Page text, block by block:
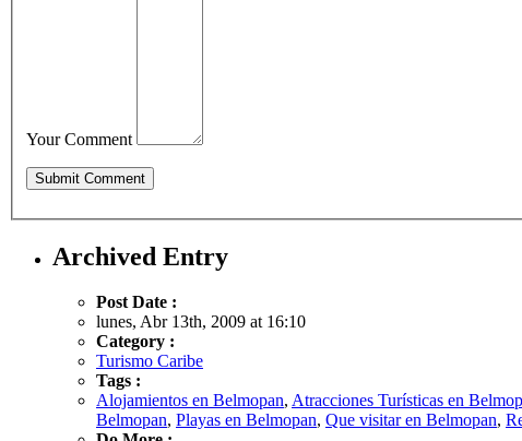
Your Comment
Archived Entry
Post Date :
lunes, Abr 13th, 2009 at 16:10
Category :
Turismo Caribe
Tags :
Alojamientos en Belmopan, Atracciones Turísticas en
Belmopan, Playas en Belmopan, Que visitar en Belmopan,